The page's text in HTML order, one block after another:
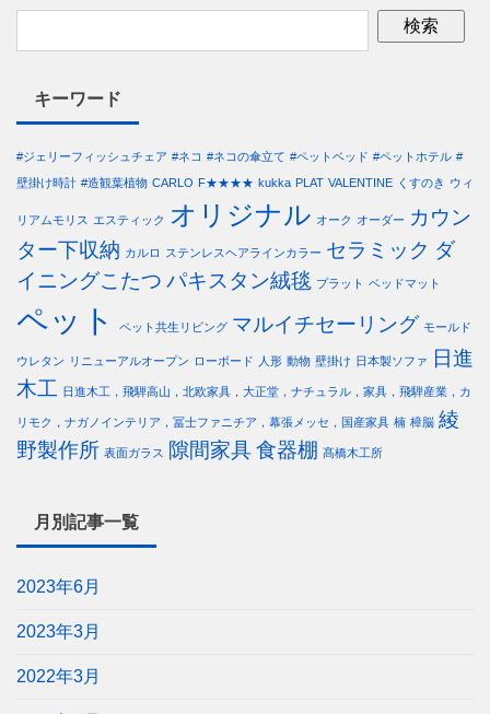
キーワード
#ジェリーフィッシュチェア #ネコ #ネコの傘立て #ペットベッド #ペットホテル #
壁掛け時計 #造観葉植物 CARLO F★★★★ kukka PLAT VALENTINE くすのき ウィ
リアムモリス エスティック オリジナル オーク オーダー カウン
ター下収納 カルロ ステンレスヘアラインカラー セラミック ダ
イニングこたつ パキスタン絨毯 プラット ベッドマット
ペット ペット共生リビング マルイチセーリング モールド
ウレタン リニューアルオープン ローボード 人形 動物 壁掛け 日本製ソファ
日進
木工 日進木工，飛騨高山，北欧家具，大正堂，ナチュラル，家具，飛騨産業，カ
リモク，ナガノインテリア，冨士ファニチア，幕張メッセ，国産家具 楠 樟脳 綾
野製作所 表面ガラス 隙間家具食器棚 髙橋木工所
月別記事一覧
2023年6月
2023年3月
2022年3月